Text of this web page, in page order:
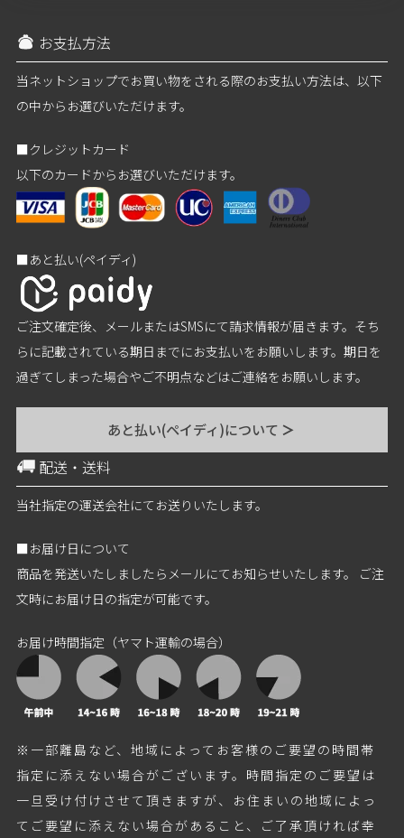
お支払方法
当ネットショップでお買い物をされる際のお支払い方法は、以下
の中からお選びいただけます。
■クレジットカード
以下のカードからお選びいただけます。
■あと払い(ペイディ)
ご注文確定後、メールまたはSMSにて請求情報が届きます。そち
らに記載されている期日までにお支払いをお願いします。期日を
過ぎてしまった場合やご不明点などはご連絡をお願いします。
あと払い(ペイディ)について ＞
配送・送料
当社指定の運送会社にてお送りいたします。
■お届け日について
商品を発送いたしましたらメールにてお知らせいたします。 ご注
文時にお届け日の指定が可能です。
お届け時間指定（ヤマト運輸の場合）
※一部離島など、地域によってお客様のご要望の時間帯
指定に添えない場合がございます。時間指定のご要望は
一旦受け付けさせて頂きますが、お住まいの地域によっ
てご要望に添えない場合があること、ご了承頂ければ幸